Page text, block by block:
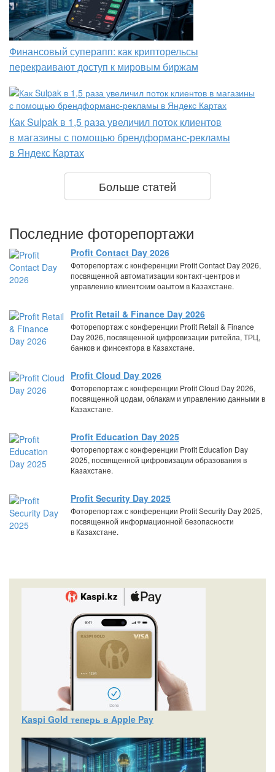
Финансовый суперапп: как крипторельсы
перекраивают доступ к мировым биржам
Как Sulpak в 1,5 раза увеличил поток клиентов
в магазины с помощью брендформанс-рекламы
в Яндекс Картах
Больше статей
Последние фоторепортажи
Profit Contact Day 2026
Фоторепортаж с конференции Profit Contact Day 2026,
посвященной автоматизации контакт-центров и
управлению клиентским оаытом в Казахстане.
Profit Retail & Finance Day 2026
Фоторепортаж с конференции Profit Retail & Finance
Day 2026, посвященной цифровизации ритейла, ТРЦ,
банков и финсектора в Казахстане.
Profit Cloud Day 2026
Фоторепортаж с конференции Profit Cloud Day 2026,
посвященной цодам, облакам и управлению данными в
Казахстане.
Profit Education Day 2025
Фоторепортаж с конференции Profit Education Day
2025, посвященной цифровизации образования в
Казахстане.
Profit Security Day 2025
Фоторепортаж с конференции Profit Security Day 2025,
посвященной информационной безопасности
в Казахстане.
Kaspi Gold теперь в Apple Pay